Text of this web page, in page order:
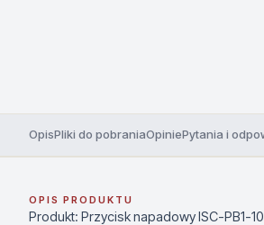
OpisPliki do pobraniaOpiniePytania i
OPIS PRODUKTU
Produkt: Przycisk napadowy ISC-PB1-